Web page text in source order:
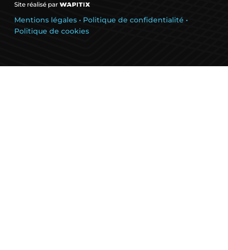
Site réalisé par
Mentions légales • Politique de confidentialité •
Politique de cookies